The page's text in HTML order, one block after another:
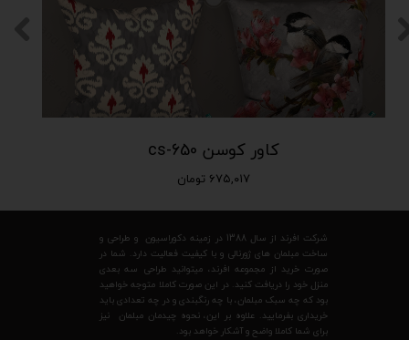
کاور کوسن cs-650
۶۷۵,۰۱۷ تومان
شرکت افرند از سال 1388 در زمینه دکوراسیون و طراحی و
ساخت مبلمان های ژورنالی و با کیفیت فعالیت دارد. شما در
صورت خرید از مجموعه افرند، میتوانید طراحی سه بعدی
منزل خود را دریافت کنید. در این صورت کاملا متوجه خواهید
بود که چه سبک مبلمان، با چه رنگبندی و در چه تعدادی باید
خریداری بفرمایید. علاوه بر این، نحوه چیدمان مبلمان نیز
برای شما کاملا واضح و آشکار خواهد بود.